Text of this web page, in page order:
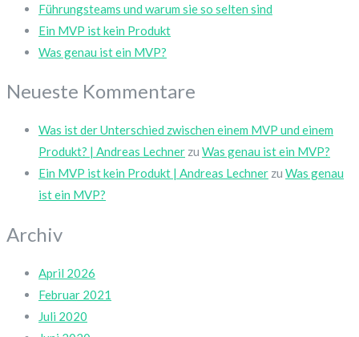
Führungsteams und warum sie so selten sind
Ein MVP ist kein Produkt
Was genau ist ein MVP?
Neueste Kommentare
Was ist der Unterschied zwischen einem MVP und einem
Produkt? | Andreas Lechner zu Was genau ist ein MVP?
Ein MVP ist kein Produkt | Andreas Lechner zu Was genau
ist ein MVP?
Archiv
April 2026
Februar 2021
Juli 2020